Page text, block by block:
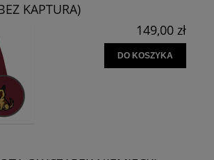
KAPTURA)
149,00 zł
DO KOSZYKA